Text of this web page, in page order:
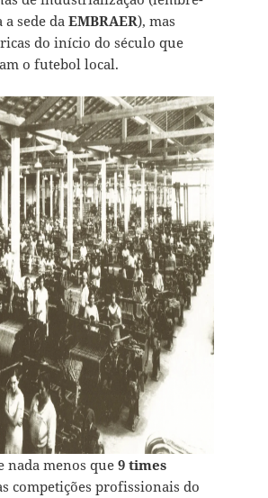
sede da EMBRAER), mas
do início do século que
o futebol local.
nada menos que 9 times
competições profissionais do